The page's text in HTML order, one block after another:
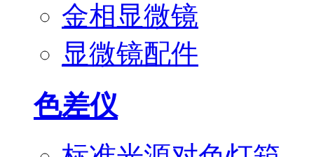
金相显微镜
显微镜配件
色差仪